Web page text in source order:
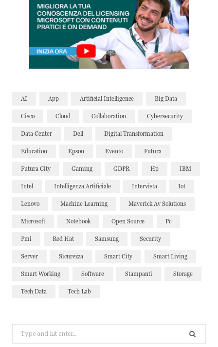
AI App Artificial Intelligence Big Data
Cisco Cloud Collaboration Cybersecurity
Data Center Dell Digital Transformation
Education Epson Evento Futura
Futura City Gaming GDPR Hp IBM
Intel Intelligenza Artificiale Intervista Iot
Lenovo Machine Learning Maverick Av Solutions
Microsoft Notebook Open Source Pc
Pmi Red Hat Samsung Security
Server Sicurezza Smart City Smart Living
Smart Working Software Stampanti Storage
Tech Data Tech Lab
Search
for: